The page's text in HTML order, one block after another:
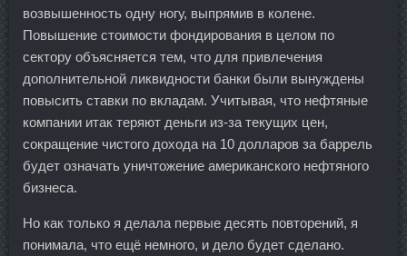
возвышенность одну ногу, выпрямив в колене.
Повышение стоимости фондирования в целом по
сектору объясняется тем, что для привлечения
дополнительной ликвидности банки были вынуждены
повысить ставки по вкладам. Учитывая, что нефтяные
компании итак теряют деньги из-за текущих цен,
сокращение чистого дохода на 10 долларов за баррель
будет означать уничтожение американского нефтяного
бизнеса.
Но как только я делала первые десять повторений, я
понимала, что ещё немного, и дело будет сделано.